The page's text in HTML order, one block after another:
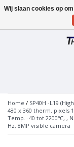
Toggle
Home / SP40H -L19
480 x 360 therm. pixels
Temp. -40 tot 2200℃, ,
Hz, 8MP visible camera
Wij slaan cookies op